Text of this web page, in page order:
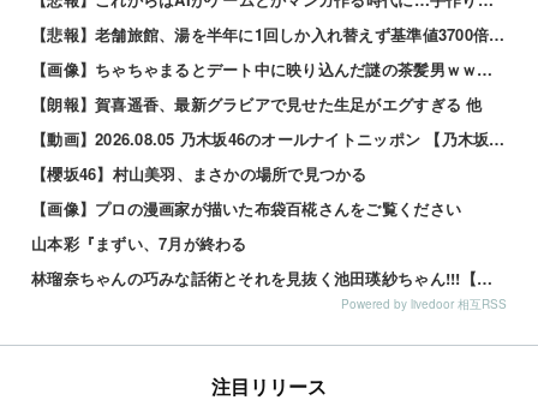
【悲報】老舗旅館、湯を半年に1回しか入れ替えず基準値3700倍のレジオネラ菌増殖…その理由がこれｗｗｗｗ 他
【画像】ちゃちゃまるとデート中に映り込んだ謎の茶髪男ｗｗｗｗｗ 他
【朗報】賀喜遥香、最新グラビアで見せた生足がエグすぎる 他
【動画】2026.08.05 乃木坂46のオールナイトニッポン 【乃木坂46 井上和】
【櫻坂46】村山美羽、まさかの場所で見つかる
【画像】プロの漫画家が描いた布袋百椛さんをご覧ください
山本彩『まずい、7月が終わる
林瑠奈ちゃんの巧みな話術とそれを見抜く池田瑛紗ちゃん!!!【乃木坂46】
Powered by livedoor 相互RSS
注目リリース